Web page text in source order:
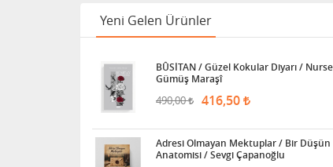
Yeni Gelen Ürünler
BÛSİTAN / Güzel Kokular Diyarı / Nursema
Gümüş Maraşî
490,00 416,50
Adresi Olmayan Mektuplar / Bir Düşün
Anatomisi / Sevgi Çapanoğlu